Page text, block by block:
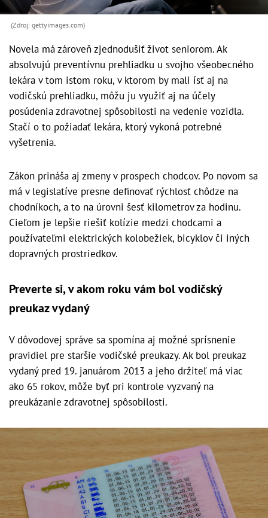
(Zdroj: gettyimages.com)
Novela má zároveň zjednodušiť život seniorom. Ak
absolvujú preventívnu prehliadku u svojho všeobecného
lekára v tom istom roku, v ktorom by mali ísť aj na
vodičskú prehliadku, môžu ju využiť aj na účely
posúdenia zdravotnej spôsobilosti na vedenie vozidla.
Stačí o to požiadať lekára, ktorý vykoná potrebné
vyšetrenia.
Zákon prináša aj zmeny v prospech chodcov. Po novom sa
má v legislatíve presne definovať rýchlosť chôdze na
chodníkoch, a to na úrovni šesť kilometrov za hodinu.
Cieľom je lepšie riešiť kolízie medzi chodcami a
používateľmi elektrických kolobežiek, bicyklov či iných
dopravných prostriedkov.
Preverte si, v akom roku vám bol vodičský
preukaz vydaný
V dôvodovej správe sa spomína aj možné sprísnenie
pravidiel pre staršie vodičské preukazy. Ak bol preukaz
vydaný pred 19. januárom 2013 a jeho držiteľ má viac
ako 65 rokov, môže byť pri kontrole vyzvaný na
preukázanie zdravotnej spôsobilosti.